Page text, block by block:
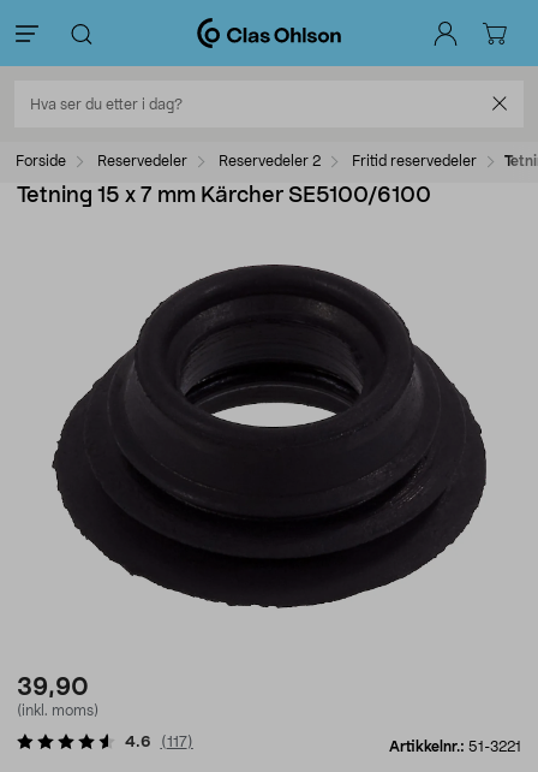
Forside Reservedeler Reservedeler 2 Fritid reservedeler
Tetning 15 x 7 mm Kärcher SE5100/6100
39,90
(inkl. moms)
Artikkelnr.: 51-3221
4.6 (117)